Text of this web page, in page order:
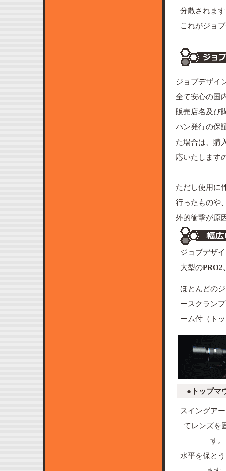
分散されま
これがジョ
ジョブデザイ
全て安心の国
販売店名及び
パン発行の保
た場合は、購
応いたします
ただし使用に
行ったものや
外的衝撃が原
ジョブデザ
大型のPRO2
ほとんどの
ースクラン
ーム付（ト
●トップマ
スイングア
てレンズを
す。
水平を保と